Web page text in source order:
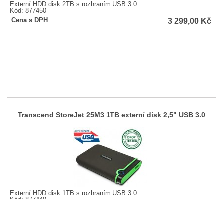
Externí HDD disk 2TB s rozhraním USB 3.0
Kód: 877450
Cena s DPH
3 299,00 Kč
Transcend StoreJet 25M3 1TB externí disk 2,5" USB 3.0
Externí HDD disk 1TB s rozhraním USB 3.0